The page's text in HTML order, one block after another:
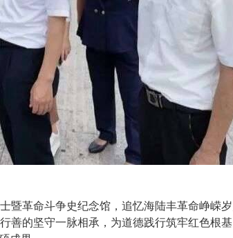
暨革命斗争史纪念馆，追忆海陆丰革命峥嵘
善的坚守一脉相承，为道德践行筑牢红色根